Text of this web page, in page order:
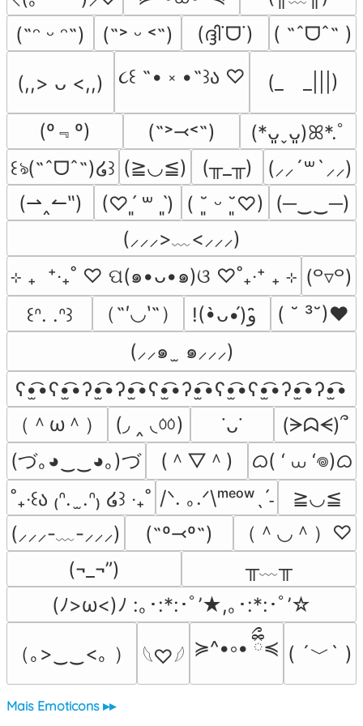
(˶ᵔ ᵕ ᵔ˶)
(˶˃ ᵕ ˂˶) (ദ്ദി˙ᗜ˙) ( ˶ˆᗜˆ˵ )
(,,> ᴗ <,,) ૮꒰ ˶• ༝ •˶꒱ა ♡ (_　_|||)
(º﹃º) (˶˃⤙˂˶)
(*ᴗ͈ˬᴗ͈)ꕤ*.ﾟ
꒰ঌ(˶ˆᗜˆ˵)໒꒱ (≧◡≦) (╥_╥)
(⸝⸝´꒳`⸝⸝)
(⇀‸↼‶)
(♡ˊ͈ ꒳ ˋ͈) ( ˘͈ ᵕ ˘͈♡)
(─‿‿─)
(⸝⸝⸝>﹏<⸝⸝⸝)
⊹ ₊  ⁺‧₊˚ ♡ ପ(๑•ᴗ•๑)ଓ ♡˚₊‧⁺ ₊ ⊹ (꒪▿꒪)
꒰ᐢ. .ᐢ꒱
（˶′◡‵˶）
( ˘ ³˘)♥
(⸝⸝๑  ̫ ๑⸝⸝⸝)
ʕ•̫͡•ʕ•̫͡•ʔ•̫͡•ʔ•̫͡•ʕ•̫͡•ʔ•̫͡•ʕ•̫͡•ʕ•̫͡•ʔ•̫͡•ʔ•̫͡•
（＾ω＾）
(◞ ‸ ◟ㆀ) ˙ᴗ˙
(ᗒᗣᗕ)՞
(づ｡◕‿‿◕｡)づ
(＾▽＾)
ᜊ( ‘ ⩊ ‘𖦹)ᜊ
˚₊‧꒰ა ₍ᐢ.  ̫.ᐢ₎ ໒꒱ ‧₊˚ /ᐠ. ｡.ᐟ\ᵐᵉᵒʷˎˊ˗
≧◡≦
(⸝⸝⸝-﹏-⸝⸝⸝)
(˶º⤙º˶)
（＾◡＾）♡
(¬_¬”)
╥﹏╥
(ﾉ>ω<)ﾉ :｡･:*:･ﾟ’★,｡･:*:･ﾟ’☆
（｡>‿‿<｡ ） 𓆩♡𓆪 ≽^•༚• ྀིྀ≼ ( ´﹀` )
Mais Emoticons ▸▸